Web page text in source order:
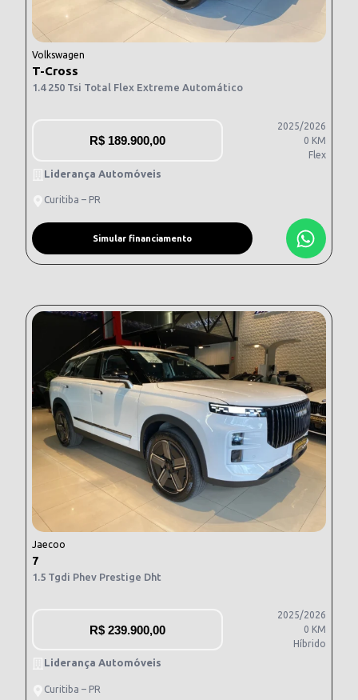
Volkswagen
T-Cross
1.4 250 Tsi Total Flex Extreme Automático
R$ 189.900,00
2025/2026
0 KM
Flex
Liderança Automóveis
Curitiba – PR
Simular financiamento
Jaecoo
7
1.5 Tgdi Phev Prestige Dht
R$ 239.900,00
2025/2026
0 KM
Híbrido
Liderança Automóveis
Curitiba – PR